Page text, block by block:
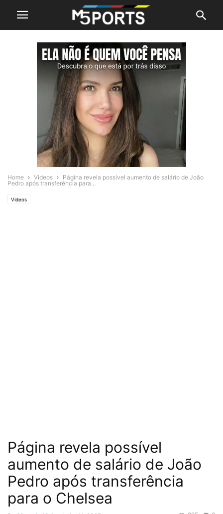
Home Videos
Página revela possível aumento de salário de João
Pedro após transferência para...
Videos
Página revela possível
aumento de salário de João
Pedro após transferência
para o Chelsea